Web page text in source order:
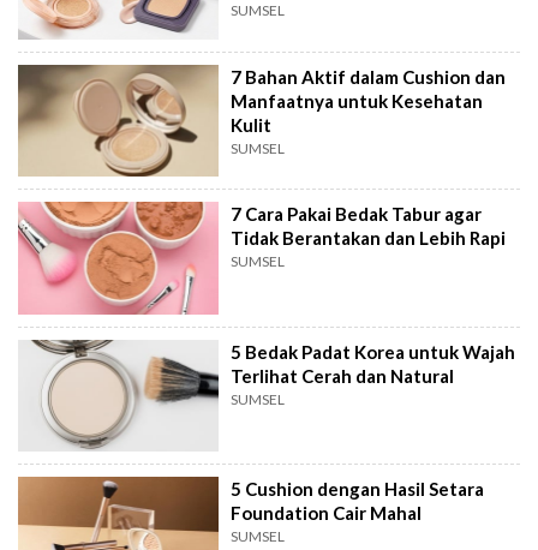
SUMSEL
7 Bahan Aktif dalam Cushion dan
Manfaatnya untuk Kesehatan
Kulit
SUMSEL
7 Cara Pakai Bedak Tabur agar
Tidak Berantakan dan Lebih Rapi
SUMSEL
5 Bedak Padat Korea untuk Wajah
Terlihat Cerah dan Natural
SUMSEL
5 Cushion dengan Hasil Setara
Foundation Cair Mahal
SUMSEL